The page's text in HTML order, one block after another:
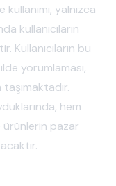
yalnızca
kullanıcıların
Kullanıcıların bu
yorumlaması,
hem
ürünlerin pazar